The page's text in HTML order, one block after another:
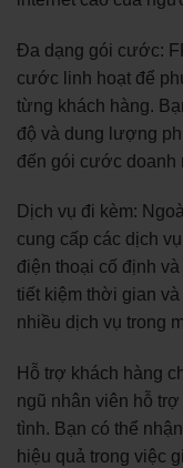
Đa dạng gói cước:
cước linh hoạt để
từng khách hàng.
độ và dung lượng
đến gói cước doanh
Dịch vụ đi kèm:
cung cấp các dịch
điện thoại cố định
tiết kiệm thời gian
nhiều dịch vụ trong
Hỗ trợ khách hàng
ngũ nhân viên hỗ
tình. Bạn có thể
hiệu quả trong việc